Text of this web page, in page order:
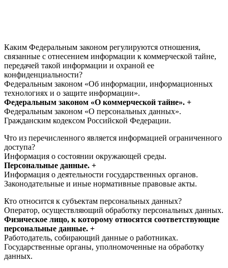
Каким Федеральным законом регулируются отношения,
связанные с отнесением информации к коммерческой тайне,
передачей такой информации и охраной ее
конфиденциальности?
Федеральным законом «Об информации, информационных
технологиях и о защите информации».
Федеральным законом «О коммерческой тайне». +
Федеральным законом «О персональных данных».
Гражданским кодексом Российской Федерации.
Что из перечисленного является информацией ограниченного
доступа?
Информация о состоянии окружающей среды.
Персональные данные. +
Информация о деятельности государственных органов.
Законодательные и иные нормативные правовые акты.
Кто относится к субъектам персональных данных?
Оператор, осуществляющий обработку персональных данных.
Физическое лицо, к которому относятся соответствующие
персональные данные. +
Работодатель, собирающий данные о работниках.
Государственные органы, уполномоченные на обработку
данных.